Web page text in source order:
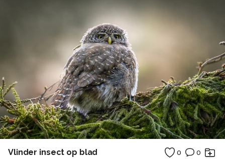
Vlinder insect op blad 0 0